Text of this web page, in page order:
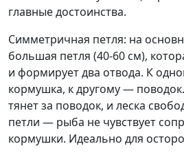
главные достоинства.
Симметричная петля: на
большая петля (40-60 см),
и формирует два отвода. К
кормушка, к другому —
тянет за поводок, и леска
петли — рыба не чувствует
кормушки. Идеально для